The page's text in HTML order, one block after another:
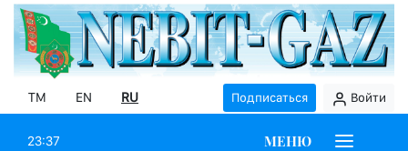
TM EN RU Подписаться Войти
23:37 МЕНЮ